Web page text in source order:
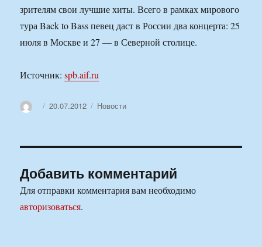
зрителям свои лучшие хиты. Всего в рамках мирового
тура Back to Bass певец даст в России два концерта: 25
июля в Москве и 27 — в Северной столице.
Источник:spb.aif.ru
АвторОпубликовано
20.07.2012 Рубрики
Новости
Добавить комментарий
Для отправки комментария вам необходимо
авторизоваться.